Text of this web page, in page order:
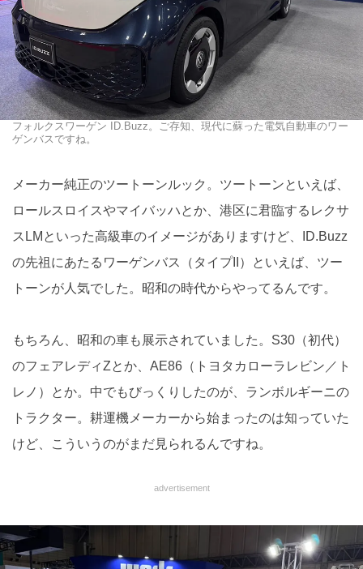
フォルクスワーゲン ID.Buzz。ご存知、現代に蘇った電気自動車のワー
ゲンバスですね。
メーカー純正のツートーンルック。ツートーンといえば、
ロールスロイスやマイバッハとか、港区に君臨するレクサ
スLMといった高級車のイメージがありますけど、ID.Buzz
の先祖にあたるワーゲンバス（タイプII）といえば、ツー
トーンが人気でした。昭和の時代からやってるんです。
もちろん、昭和の車も展示されていました。S30（初代）
のフェアレディZとか、AE86（トヨタカローラレビン／ト
レノ）とか。中でもびっくりしたのが、ランボルギーニの
トラクター。耕運機メーカーから始まったのは知っていた
けど、こういうのがまだ見られるんですね。
advertisement